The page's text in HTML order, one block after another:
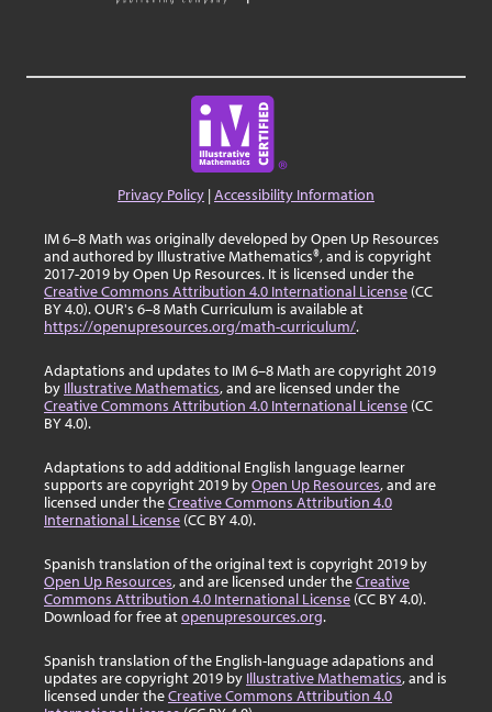
Privacy Policy |Accessibility Information
IM 6–8 Math was originally developed by Open Up Resources
and authored by Illustrative Mathematics®, and is copyright
2017-2019 by Open Up Resources. It is licensed under the
Creative Commons Attribution 4.0 International License (CC
BY 4.0). OUR's 6–8 Math Curriculum is available at
https://openupresources.org/math-curriculum/.
Adaptations and updates to IM 6–8 Math are copyright 2019
by Illustrative Mathematics, and are licensed under the
Creative Commons Attribution 4.0 International License (CC
BY 4.0).
Adaptations to add additional English language learner
supports are copyright 2019 byOpen Up Resources, and are
licensed under theCreative Commons Attribution 4.0
International License (CC BY 4.0).
Spanish translation of the original text is copyright 2019 by
Open Up Resources, and are licensed under theCreative
Commons Attribution 4.0 International License (CC BY 4.0).
Download for free atopenupresources.org.
Spanish translation of the English-language adapations and
updates are copyright 2019 by Illustrative Mathematics, and is
licensed under theCreative Commons Attribution 4.0